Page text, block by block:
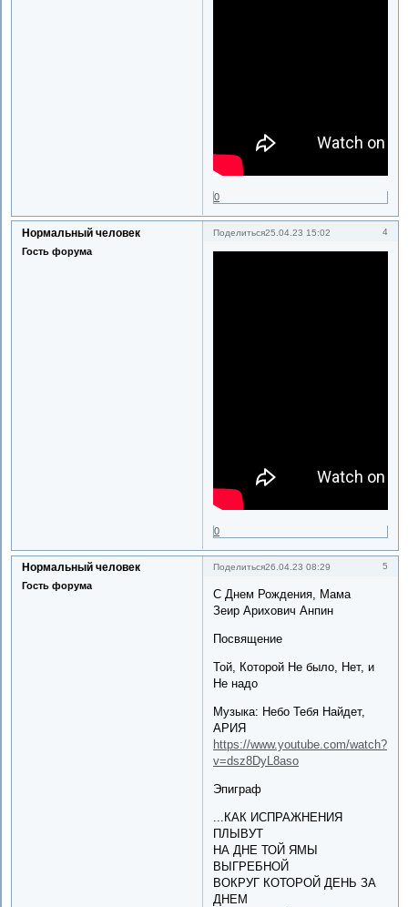
0
Поделиться 4
25.04.23 15:02
Нормальный человек
Гость форума
0
Поделиться 5
26.04.23 08:29
Нормальный человек
Гость форума
С Днем Рождения, Мама
Зеир Арихович Анпин
Посвящение
Той, Которой Не было, Нет, и
Не надо
Музыка: Небо Тебя Найдет,
АРИЯ
https://www.youtube.com/watch?
v=dsz8DyL8aso
Эпиграф
...КАК ИСПРАЖНЕНИЯ
ПЛЫВУТ
НА ДНЕ ТОЙ ЯМЫ
ВЫГРЕБНОЙ
ВОКРУГ КОТОРОЙ ДЕНЬ ЗА
ДНЕМ